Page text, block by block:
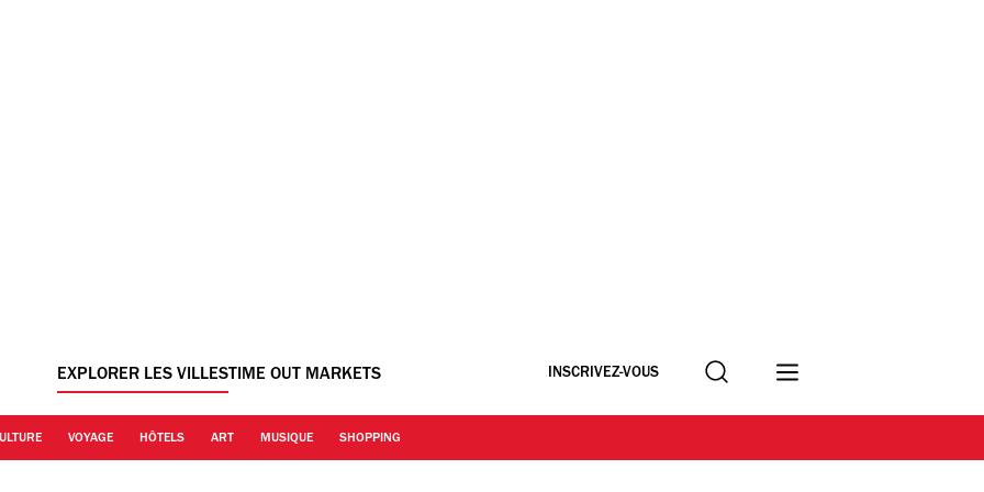
EXPLORER LES VILLESTIME OUT MARKETS INSCRIVEZ-VOUS Recherche
VOYAGE HÔTELS ART MUSIQUE SHOPPING